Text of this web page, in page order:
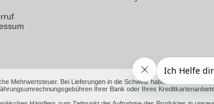
Mehrwertsteuer. Bei Lieferungen in die Schweiz haben wir die
Ihrer Bank oder Ihres